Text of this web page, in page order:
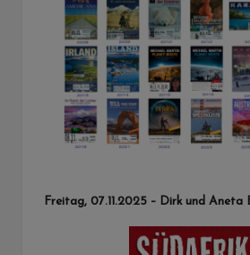
Freitag, 07.11.2025 – Dirk und Aneta